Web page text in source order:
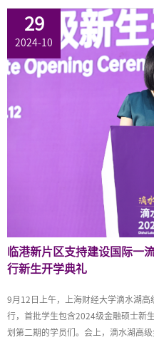
区打造“年轻的城、年轻人的城”，临
动一项高额奖学金计划，以期吸引
二届滴水湖新兴金融大会上，上海财
刘元春宣布设立“临港菁系列奖学金”
命名为“临港菁英奖学金”、“临港菁
身临港建设，同时设立“临港菁华奖
http://www.sh.chinanews.com.cn/
29
2024-10
临港新片区支持建设国际一
行新生开学典礼
9月12日上午，上海财经大学滴水湖
行，首批学生包含2024级金融硕士新
划第二期的学员们。会上，滴水湖高